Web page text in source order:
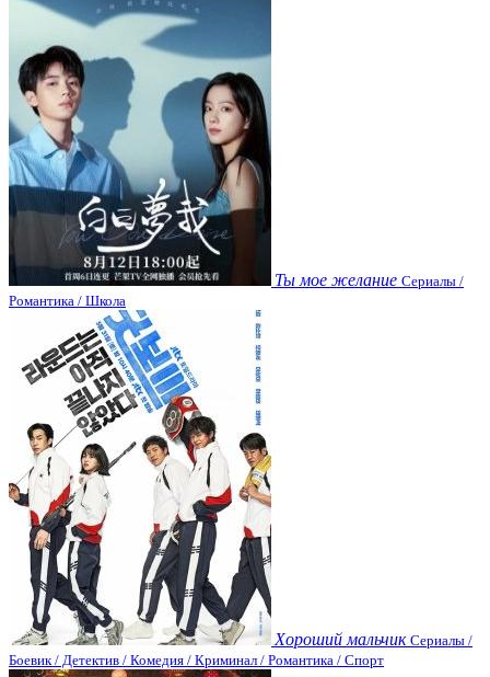
Ты мое желание Сериалы /
Романтика / Школа
Хороший мальчик Сериалы /
Боевик / Детектив / Комедия / Криминал / Романтика / Спорт